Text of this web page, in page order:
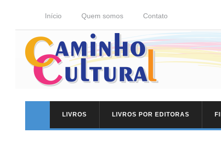
Início Quem somos Contato
LIVROS LIVROS POR EDITORAS